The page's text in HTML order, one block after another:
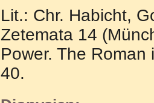
Lit.: Chr. Habicht,
Zetemata 14
Power. The
40.